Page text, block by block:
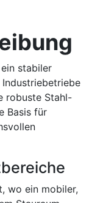
stabiler
robuste Stahl-
Basis für
wo ein mobiler,